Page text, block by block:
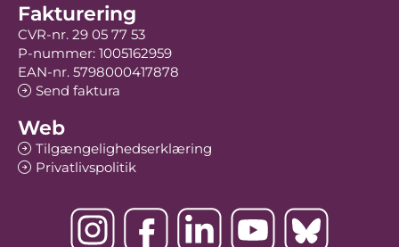
Fakturering
CVR-nr. 29 05 77 53
P-nummer: 1005162959
EAN-nr. 5798000417878
Send faktura
Web
Tilgængelighedserklæring
Privatlivspolitik